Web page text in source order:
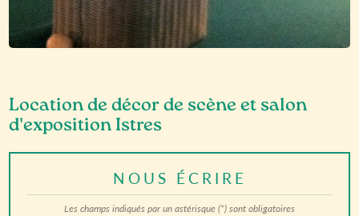
Location de décor de scène et salon
d'exposition Istres
NOUS ÉCRIRE
Les champs indiqués par un astérisque (*) sont obligatoires